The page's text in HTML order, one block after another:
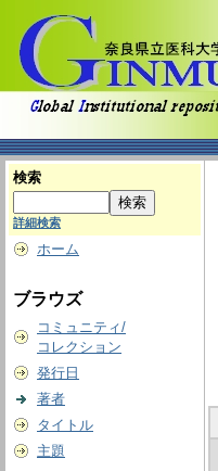
検索
詳細検索
ホーム
ブラウズ
コミュニティ/
コレクション
発行日
著者
タイトル
主題